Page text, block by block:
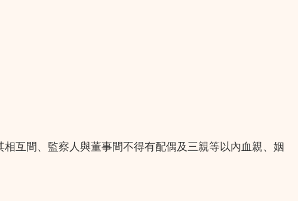
互間、監察人與董事間不得有配偶及三親等以內血親、姻